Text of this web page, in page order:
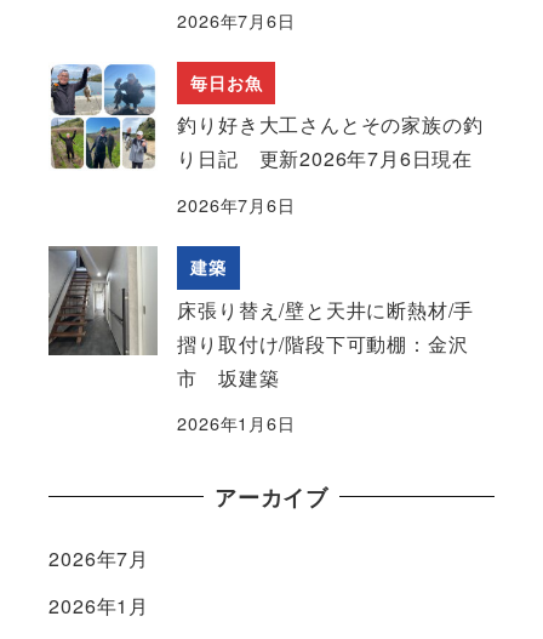
2026年7月6日
毎日お魚
釣り好き大工さんとその家族の釣
り日記 更新2026年7月6日現在
2026年7月6日
建築
床張り替え/壁と天井に断熱材/手
摺り取付け/階段下可動棚：金沢
市 坂建築
2026年1月6日
アーカイブ
2026年7月
2026年1月